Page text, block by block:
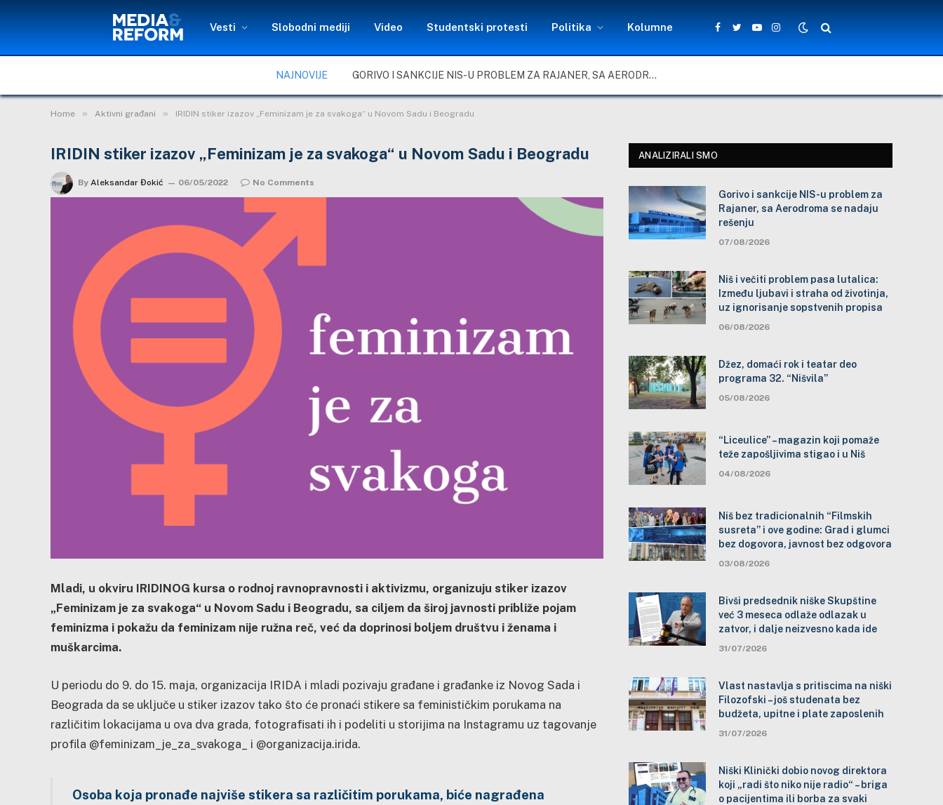
Vesti Slobodni mediji Video Studentski protesti Politika Kolumne
Facebook
TwitterYouTubeInstagram
NAJNOVIJE GORIVO I SANKCIJE NIS-U PROBLEM ZA RAJANER, SA AERODROMA SE NADAJU REŠENJU
Home » Aktivni građani » IRIDIN stiker izazov „Feminizam je za svakoga“ u Novom Sadu i Beogradu
IRIDIN stiker izazov „Feminizam je za svakoga“ u Novom Sadu i Beogradu
By Aleksandar Đokić 06/05/2022 No Comments
Mladi, u okviru IRIDINOG kursa o rodnoj ravnopravnosti i aktivizmu, organizuju stiker izazov
„Feminizam je za svakoga“ u Novom Sadu i Beogradu, sa ciljem da široj javnosti približe pojam
feminizma i pokažu da feminizam nije ružna reč, već da doprinosi boljem društvu i ženama i
muškarcima.
U periodu do 9. do 15. maja, organizacija IRIDA i mladi pozivaju građane i građanke iz Novog Sada i
Beograda da se uključe u stiker izazov tako što će pronaći stikere sa feminističkim porukama na
različitim lokacijama u ova dva grada, fotografisati ih i podeliti u storijima na Instagramu uz tagovanje
profila @feminizam_je_za_svakoga_ i @organizacija.irida.
Osoba koja pronađe najviše stikera sa različitim porukama, biće nagrađena
ANALIZIRALI SMO
Gorivo i sankcije NIS-u problem za
Rajaner, sa Aerodroma se nadaju
rešenju
07/08/2026
Niš i večiti problem pasa lutalica:
Između ljubavi i straha od životinja,
uz ignorisanje sopstvenih propisa
06/08/2026
Džez, domaći rok i teatar deo
programa 32. “Nišvila”
05/08/2026
“Liceulice” – magazin koji pomaže
teže zapošljivima stigao i u Niš
04/08/2026
Niš bez tradicionalnih “Filmskih
susreta” i ove godine: Grad i glumci
bez dogovora, javnost bez odgovora
03/08/2026
Bivši predsednik niške Skupštine
već 3 meseca odlaže odlazak u
zatvor, i dalje neizvesno kada ide
31/07/2026
Vlast nastavlja s pritiscima na niški
Filozofski – još studenata bez
budžeta, upitne i plate zaposlenih
31/07/2026
Niški Klinički dobio novog direktora
koji „radi što niko nije radio“ – briga
o pacijentima ili borba za svaki